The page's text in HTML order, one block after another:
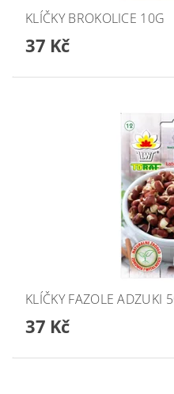
KLÍČKY BROKOLICE 10G
37 Kč
KLÍČKY FAZOLE ADZUKI
37 Kč